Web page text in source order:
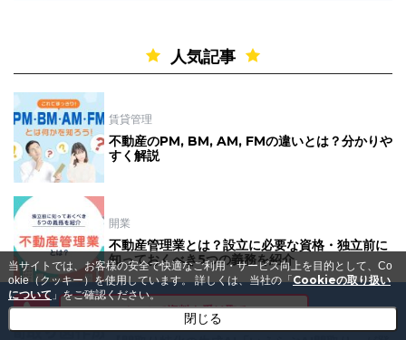
人気記事
賃貸管理
不動産のPM, BM, AM, FMの違いとは？分かりや
すく解説
開業
不動産管理業とは？設立に必要な資格・独立前に
知っておくべき5つの義務を紹介
メールで資料を受け取る
当サイトでは、お客様の安全で快適なご利用・サービス向上を目的として、Co
okie（クッキー）を使用しています。詳しくは、当社の「Cookieの取り扱い
について 」をご確認ください。
閉じる